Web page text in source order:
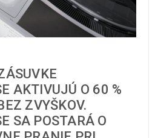
AKTIVUJÚ O 60 %
ZVYŠKOV.
SA POSTARÁ O